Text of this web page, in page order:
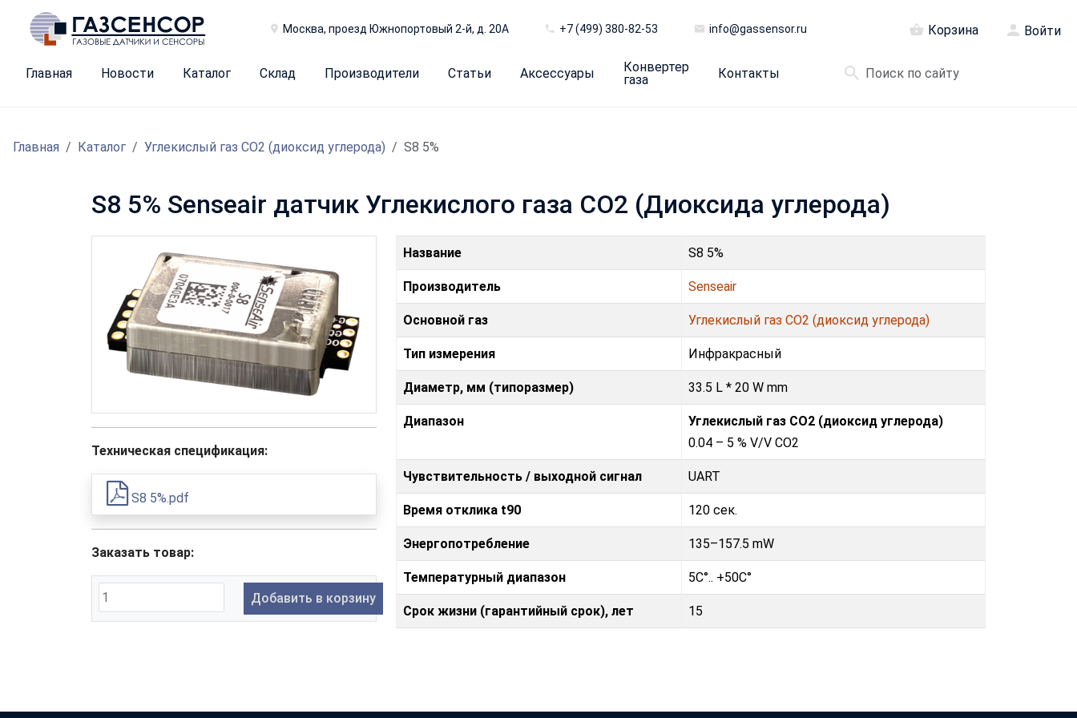
Москва, проезд Южнопортовый 2-й, д. 20А +7 (499) 380-82-53 info@gassensor.ru Корзина Войти
Главная Новости Каталог Склад Производители Статьи Аксессуары
Конвертер
газа
Контакты
Главная Каталог Углекислый газ CO2 (диоксид углерода) S8 5%
S8 5% Senseair датчик Углекислого газа CO2 (Диоксида углерода)
Техническая спецификация:
S8 5%.pdf
Заказать товар:
Добавить в корзину
Название S8 5%
Производитель Senseair
Основной газ Углекислый газ CO2 (диоксид углерода)
Тип измерения Инфракрасный
Диаметр, мм (типоразмер) 33.5 L * 20 W mm
Диапазон
Углекислый газ CO2 (диоксид углерода)
0.04 – 5 % V/V CO2
Чувствительность / выходной сигнал UART
Время отклика t90 120 сек.
Энергопотребление 135–157.5 mW
Температурный диапазон 5C°.. +50C°
Срок жизни (гарантийный срок), лет 15